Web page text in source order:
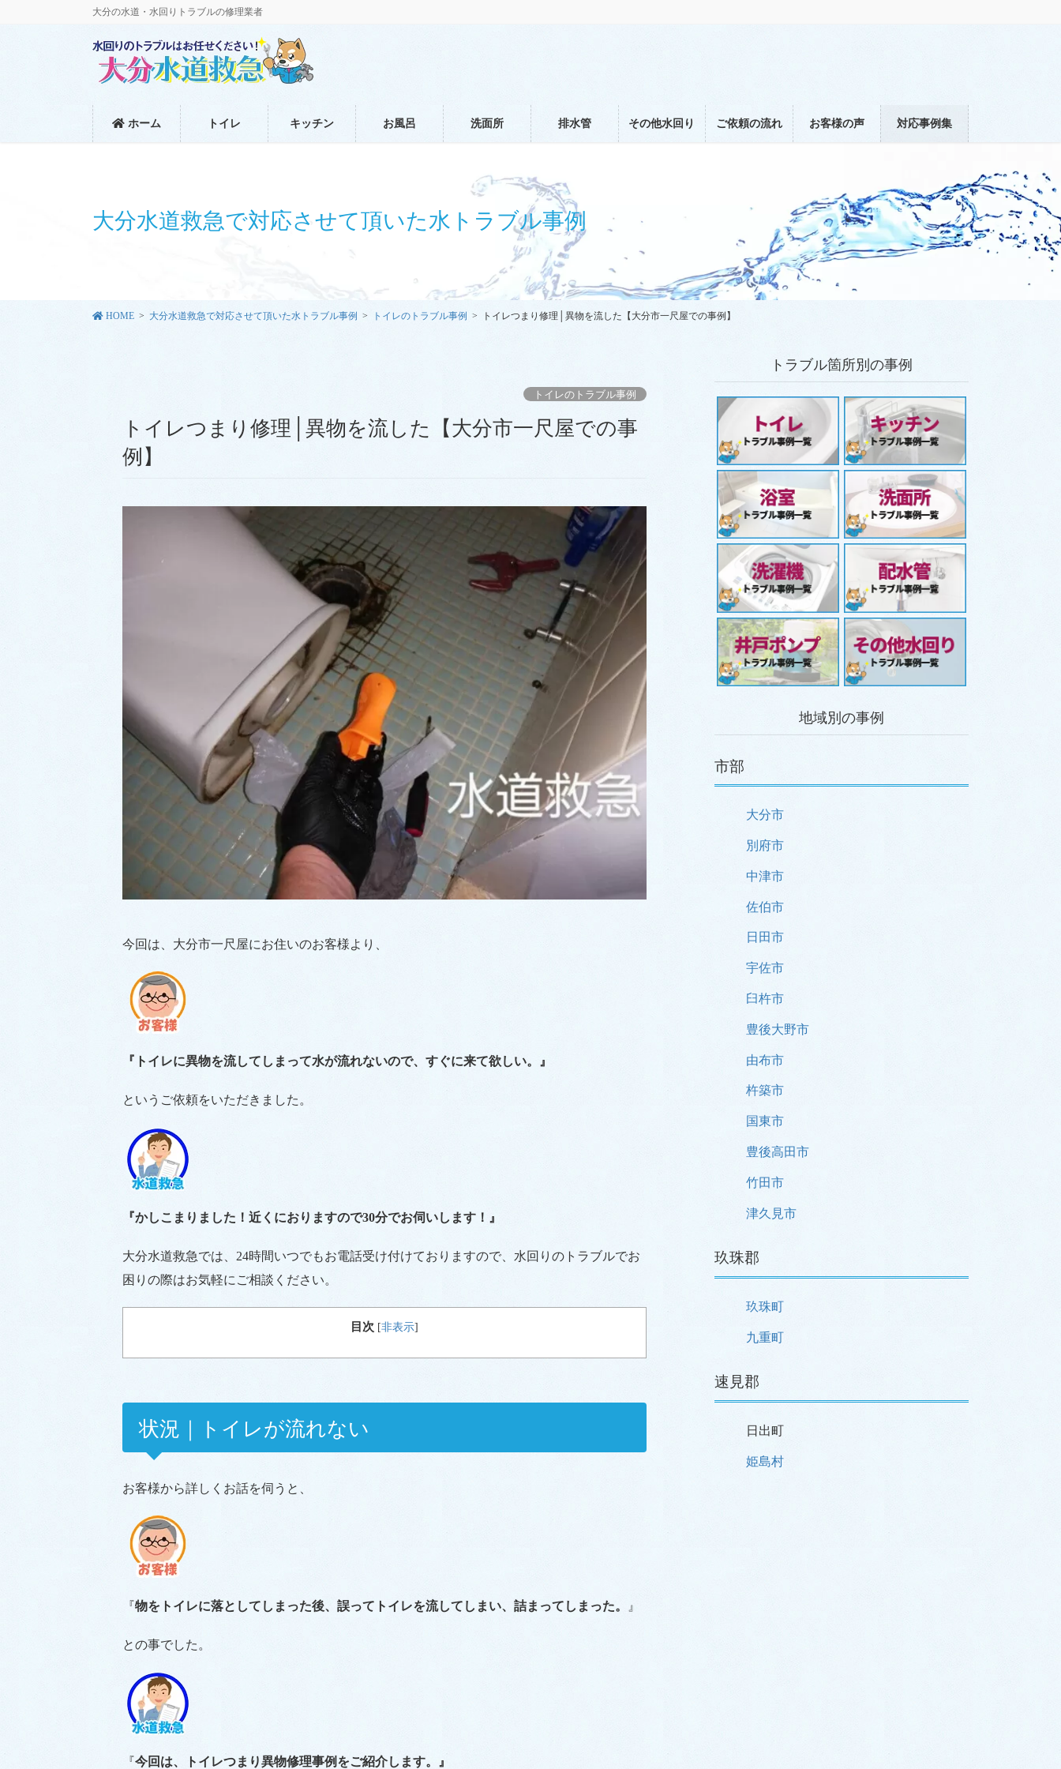
大分の水道・水回りトラブルの修理業者
ホーム トイレ キッチン お風呂 洗面所 排水管 その他水回り ご依頼の流れ お客様の声 対応事例集
大分水道救急で対応させて頂いた水トラブル事例
HOME 大分水道救急で対応させて頂いた水トラブル事例 トイレのトラブル事例 トイレつまり修理│異物を流した【大分市一尺屋での事例】
トイレのトラブル事例
トイレつまり修理│異物を流した【大分市一尺屋での事
例】
今回は、大分市一尺屋にお住いのお客様より、
『トイレに異物を流してしまって水が流れないので、すぐに来て欲しい。』
というご依頼をいただきました。
『かしこまりました！近くにおりますので30分でお伺いします！』
大分水道救急では、24時間いつでもお電話受け付けておりますので、水回りのトラブルでお
困りの際はお気軽にご相談ください。
目次 [非表示]
状況｜トイレが流れない
お客様から詳しくお話を伺うと、
『物をトイレに落としてしまった後、誤ってトイレを流してしまい、詰まってしまった。 』
との事でした。
『今回は、トイレつまり異物修理事例をご紹介します。』
トラブル箇所別の事例
地域別の事例
市部
大分市
別府市
中津市
佐伯市
日田市
宇佐市
臼杵市
豊後大野市
由布市
杵築市
国東市
豊後高田市
竹田市
津久見市
玖珠郡
玖珠町
九重町
速見郡
日出町
姫島村